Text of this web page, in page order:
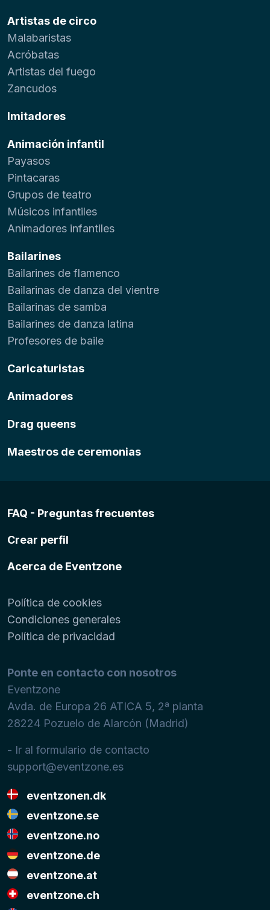
Artistas de circo
Malabaristas
Acróbatas
Artistas del fuego
Zancudos
Imitadores
Animación infantil
Payasos
Pintacaras
Grupos de teatro
Músicos infantiles
Animadores infantiles
Bailarines
Bailarines de flamenco
Bailarinas de danza del vientre
Bailarinas de samba
Bailarines de danza latina
Profesores de baile
Caricaturistas
Animadores
Drag queens
Maestros de ceremonias
FAQ - Preguntas frecuentes
Crear perfil
Acerca de Eventzone
Política de cookies
Condiciones generales
Política de privacidad
Ponte en contacto con nosotros
Eventzone
Avda. de Europa 26 ATICA 5, 2ª planta
28224 Pozuelo de Alarcón (Madrid)
- Ir al formulario de contacto
support@eventzone.es
eventzonen.dk
eventzone.se
eventzone.no
eventzone.de
eventzone.at
eventzone.ch